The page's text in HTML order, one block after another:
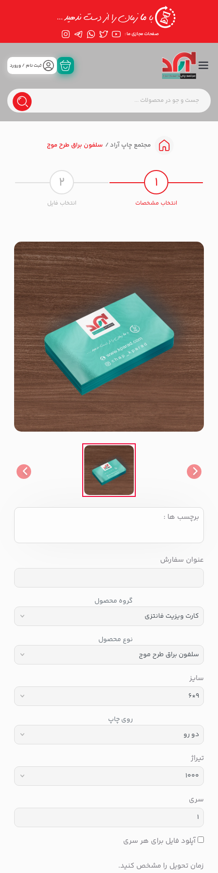
صفحات مجازی ما :
ثبت نام / ورورد
مجتمع چاپ آراد سلفون براق طرح موج
1
انتخاب مشخصات
2
انتخاب فایل
برچسب ها :
عنوان سفارش
گروه محصول
نوع محصول
سایز
روی چاپ
تیراژ
سری
آپلود فایل برای هر سری
زمان تحویل را مشخص کنید.